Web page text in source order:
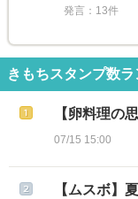
発言：13件
きもちスタンプ数
【卵料理の
07/15 15:00
【ムスボ】